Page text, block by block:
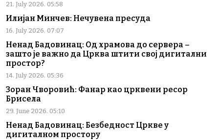
21. July 2026. 05:58
Илијан Минчев: Нечувена пресуда
16. July 2026. 07:07
Ненад Бадовинац: Од храмова до сервера –
зашто је важно да Црква штити свој дигитални
простор?
14. July 2026. 05:36
Зоран Чворовић: Фанар као црквени ресор
Брисела
29. June 2026. 05:10
Ненад Бадовинац: Безбедност Цркве у
дигиталном простору